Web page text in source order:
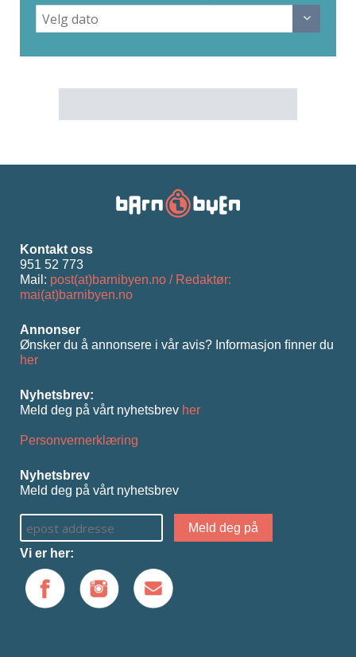
Kontakt oss
951 52 773
Mail: post(at)barnibyen.no / Redaktør:
mai(at)barnibyen.no
Annonser
Ønsker du å annonsere i vår avis? Informasjon ﬁnner du
her
Nyhetsbrev:
Meld deg på vårt nyhetsbrev her
Personvernerklæring
Nyhetsbrev
Meld deg på vårt nyhetsbrev
Vi er her: